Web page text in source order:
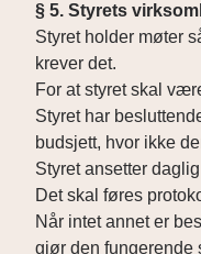
§ 5. Styrets
Styret holder møter
krever det.
For at styret skal
Styret har
budsjett, hvor ikke
Styret ansetter
Det skal føres
Når intet annet er
gjør den fungerende